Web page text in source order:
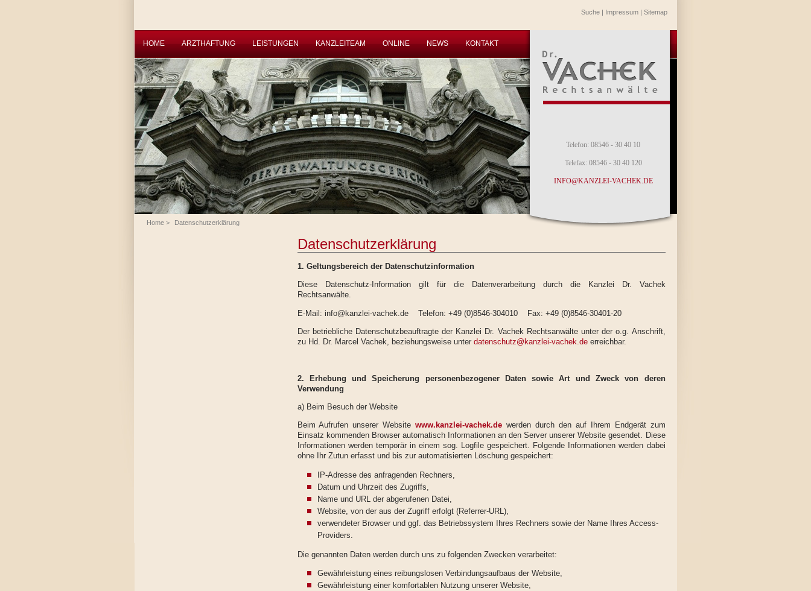
Suche| Impressum| Sitemap
HOME ARZTHAFTUNG LEISTUNGEN KANZLEITEAM ONLINE NEWS KONTAKT
Telefon: 08546 - 30 40 10
Telefax: 08546 - 30 40 120
INFO@KANZLEI-VACHEK.DE
Home> Datenschutzerklärung
Datenschutzerklärung
1. Geltungsbereich der Datenschutzinformation
Diese Datenschutz-Information gilt für die Datenverarbeitung durch die Kanzlei Dr. Vachek
Rechtsanwälte.
E-Mail: info@kanzlei-vachek.de Telefon: +49 (0)8546-304010 Fax: +49 (0)8546-30401-20
Der betriebliche Datenschutzbeauftragte der Kanzlei Dr. Vachek Rechtsanwälte unter der o.g. Anschrift,
zu Hd. Dr. Marcel Vachek, beziehungsweise unter datenschutz@kanzlei-vachek.deerreichbar.
2. Erhebung und Speicherung personenbezogener Daten sowie Art und Zweck von deren
Verwendung
a) Beim Besuch der Website
Beim Aufrufen unserer Websitewww.kanzlei-vachek.de werden durch den auf Ihrem Endgerät zum
Einsatz kommenden Browser automatisch Informationen an den Server unserer Website gesendet. Diese
Informationen werden temporär in einem sog. Logfile gespeichert. Folgende Informationen werden dabei
ohne Ihr Zutun erfasst und bis zur automatisierten Löschung gespeichert:
IP-Adresse des anfragenden Rechners,
Datum und Uhrzeit des Zugriffs,
Name und URL der abgerufenen Datei,
Website, von der aus der Zugriff erfolgt (Referrer-URL),
verwendeter Browser und ggf. das Betriebssystem Ihres Rechners sowie der Name Ihres Access-
Providers.
Die genannten Daten werden durch uns zu folgenden Zwecken verarbeitet:
Gewährleistung eines reibungslosen Verbindungsaufbaus der Website,
Gewährleistung einer komfortablen Nutzung unserer Website,